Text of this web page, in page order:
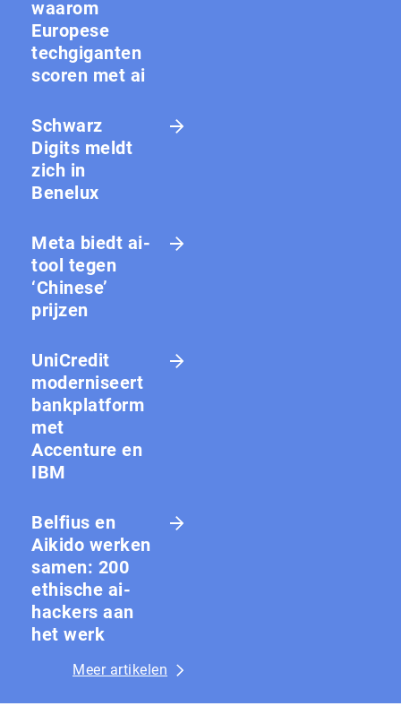
waarom
Europese
techgiganten
scoren met ai
Schwarz
Digits meldt
zich in
Benelux
Meta biedt ai-
tool tegen
‘Chinese’
prijzen
UniCredit
moderniseert
bankplatform
met
Accenture en
IBM
Belfius en
Aikido werken
samen: 200
ethische ai-
hackers aan
het werk
Meer artikelen